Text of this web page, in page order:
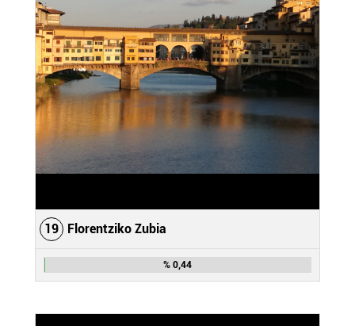
19 Florentziko Zubia
% 0,44